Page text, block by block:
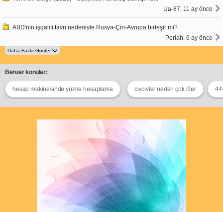
Ua-87, 11 ay önce
ABD'nin işgalci tavrı nedeniyle Rusya-Çin-Avrupa birleşir mi?
Periah, 6 ay önce
Benzer konular:
hesap makinesinde yüzde hesaplama civcivler neden çok öter